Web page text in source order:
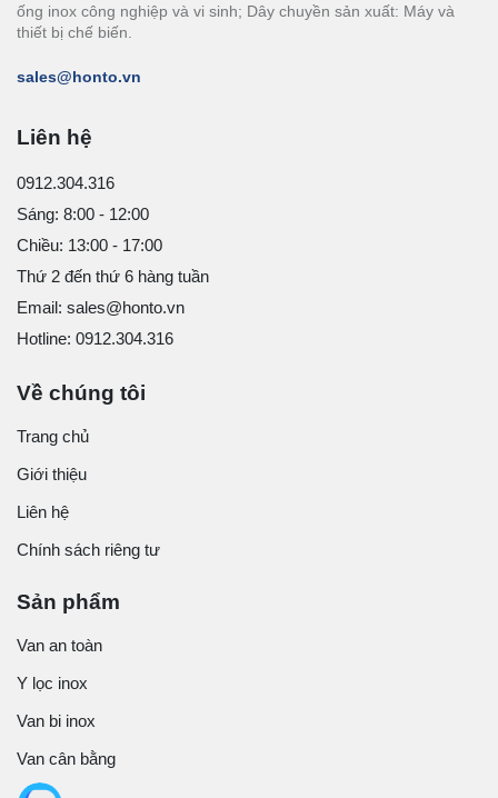
ống inox công nghiệp và vi sinh; Dây chuyền sản xuất: Máy và
thiết bị chế biến.
sales@honto.vn
Liên hệ
0912.304.316
Sáng: 8:00 - 12:00
Chiều: 13:00 - 17:00
Thứ 2 đến thứ 6 hàng tuần
Email: sales@honto.vn
Hotline: 0912.304.316
Về chúng tôi
Trang chủ
Giới thiệu
Liên hệ
Chính sách riêng tư
Sản phẩm
Van an toàn
Y lọc inox
Van bi inox
Van cân bằng